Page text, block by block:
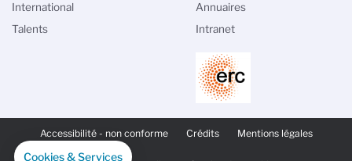
PAGE
SECONDAIRE
Accessibilité - non conforme Crédits Mentions légales
International
Talents
Annuaires
Intranet
Cookies & Services